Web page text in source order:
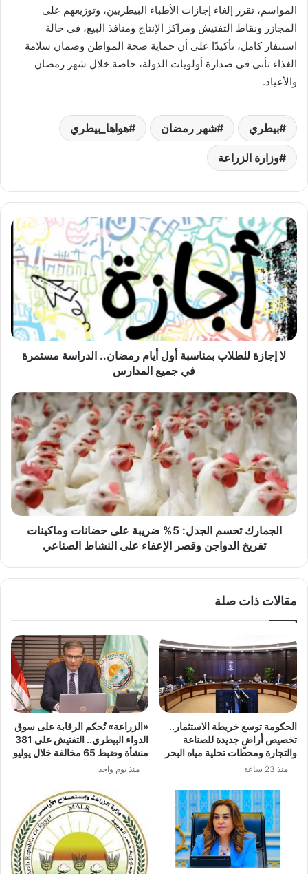
المواسم، تقرر إلغاء إجازات الأطباء البيطريين، وتوزيعهم على
المجازر ونقاط التفتيش ومراكز الإنتاج ومنافذ البيع، في حالة
استنفار كامل، تأكيدًا على أن حماية صحة المواطن وضمان سلامة
الغذاء تأتي في صدارة أولويات الدولة، خاصة خلال شهر رمضان
والأعياد.
بيطري شهر رمضان هواها_بيطري
وزارة الزراعة
لا
إجازة
للطلاب
بمناسبة
أول
أيام
رمضان..
الدراسة
مستمرة
لا إجازة للطلاب بمناسبة أول أيام رمضان.. الدراسة مستمرة
في جميع المدارس
الجمارك
تحسم
الجدل:
ضريبة
على
حضانات
وماكينات
تفريخ
الدواجن
الصناعي
الجمارك تحسم الجدل: 5% ضريبة على حضانات وماكينات
تفريخ الدواجن وقصر الإعفاء على النشاط الصناعي
مقالات ذات صلة
الحكومة توسع خريطة الاستثمار..
تخصيص أراضٍ جديدة للصناعة
والتجارة ومحطات تحلية مياه البحر
منذ 23 ساعة
«الزراعة» تُحكم الرقابة على سوق
الدواء البيطري.. التفتيش على 381
منشأة وضبط 65 مخالفة خلال يوليو
منذ يوم واحد